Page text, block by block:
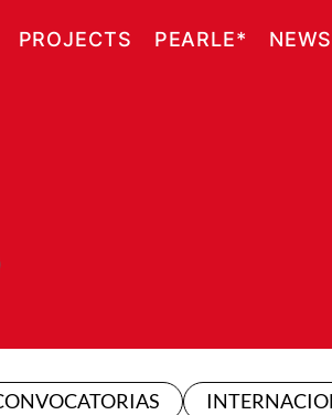
PROJECTS PEARLE* NEWS